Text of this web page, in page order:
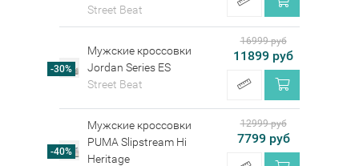
Street Beat
-30%
Мужские кроссовки
Jordan Series ES
Street Beat
16999 руб
11899 руб
-40%
Мужские кроссовки
PUMA Slipstream Hi
Heritage
12999 руб
7799 руб